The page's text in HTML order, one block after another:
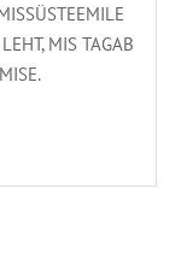
MIS TAGAB